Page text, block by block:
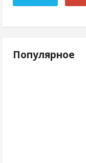
Популярное